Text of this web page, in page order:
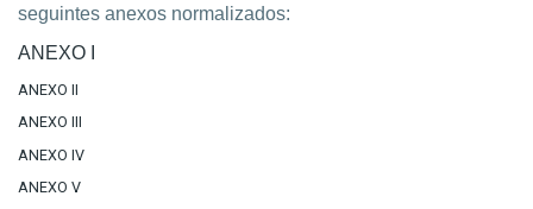
seguintes anexos normalizados:
ANEXO I
ANEXO II
ANEXO III
ANEXO IV
ANEXO V